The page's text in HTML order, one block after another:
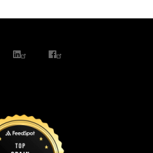
linkedinfacebook